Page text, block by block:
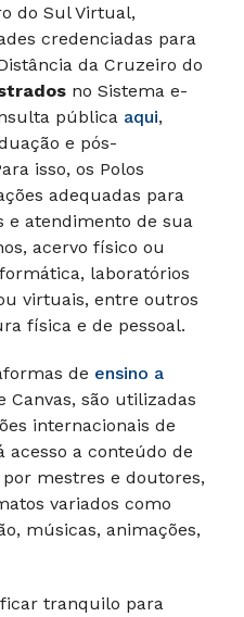
do Sul Virtual,
credenciadas para
da Cruzeiro do
no Sistema e-
pública aqui,
e pós-
isso, os Polos
adequadas para
e atendimento de sua
acervo físico ou
laboratórios
virtuais, entre outros
física e de pessoal.
de ensino a
Canvas, são utilizadas
internacionais de
acesso a conteúdo de
mestres e doutores,
variados como
músicas, animações,
tranquilo para